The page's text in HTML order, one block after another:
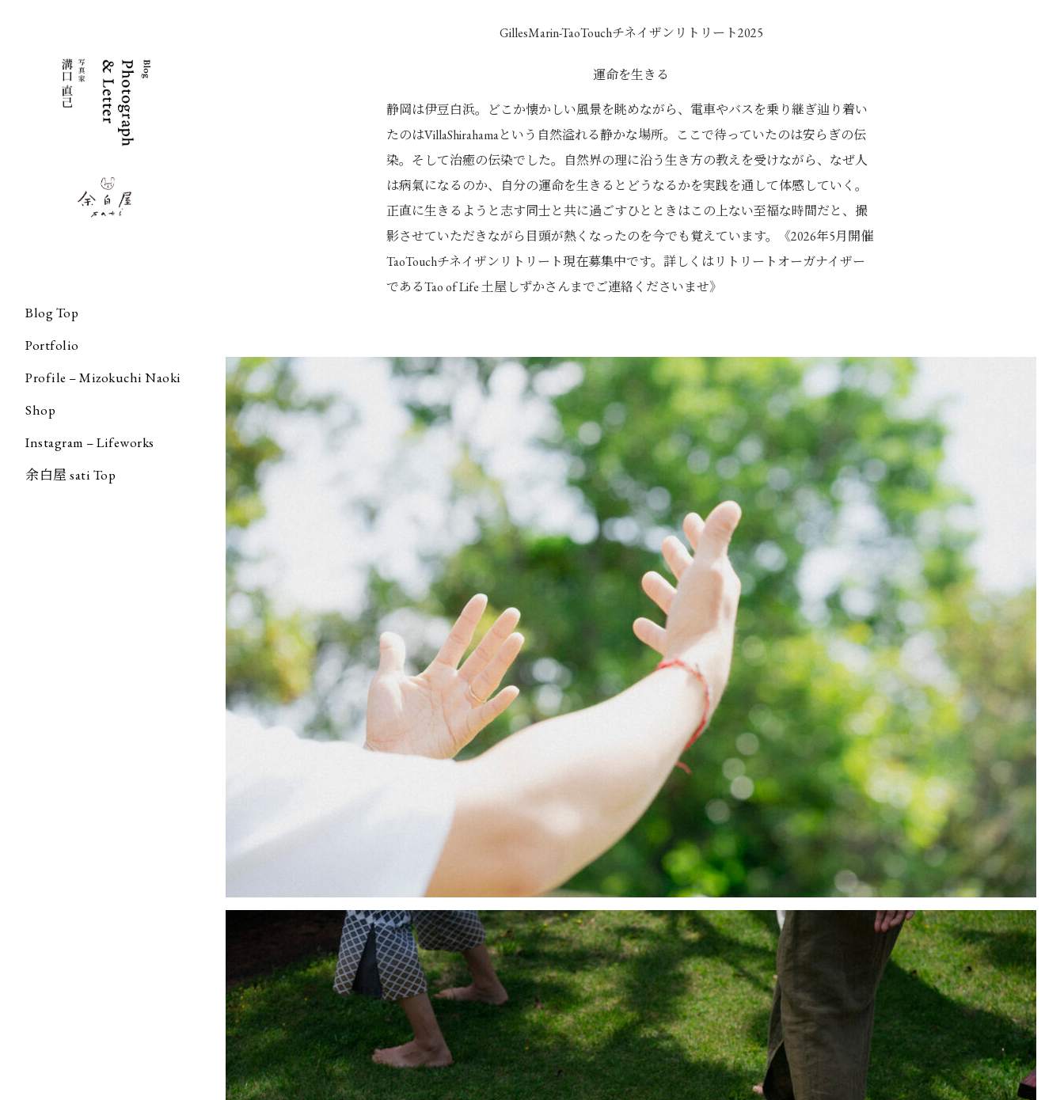
Blog Top
Portfolio
Profile – Mizokuchi Naoki
Shop
Instagram – Lifeworks
余白屋 sati Top
GillesMarin-TaoTouchチネイザンリトリート2025
運命を生きる
静岡は伊豆白浜。どこか懐かしい風景を眺めながら、電車やバスを乗り継ぎ辿り着い
たのはVillaShirahamaという自然溢れる静かな場所。ここで待っていたのは安らぎの伝
染。そして治癒の伝染でした。自然界の理に沿う生き方の教えを受けながら、なぜ人
は病氣になるのか、自分の運命を生きるとどうなるかを実践を通して体感していく。
正直に生きるようと志す同士と共に過ごすひとときはこの上ない至福な時間だと、撮
影させていただきながら目頭が熱くなったのを今でも覚えています。《2026年5月開催
TaoTouchチネイザンリトリート現在募集中です。詳しくはリトリートオーガナイザー
であるTao of Life 土屋しずかさんまでご連絡くださいませ》